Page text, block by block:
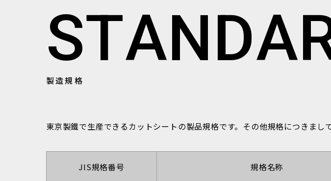
STANDA
製造規格
東京製鐵で生産できるカットシートの製品規格です。その他規格につきま
JIS規格番号 規格名称